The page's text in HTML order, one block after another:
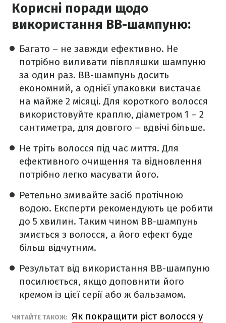
Корисні поради щодо
використання ВВ-шампуню:
Багато – не завжди ефективно. Не
потрібно виливати півпляшки шампуню
за один раз. ВВ-шампунь досить
економний, а однієї упаковки вистачає
на майже 2 місяці. Для короткого волосся
використовуйте краплю, діаметром 1 – 2
сантиметра, для довгого – вдвічі більше.
Не тріть волосся під час миття. Для
ефективного очищення та відновлення
потрібно легко масувати його.
Ретельно змивайте засіб протічною
водою. Експерти рекомендують це робити
до 5 хвилин. Таким чином ВВ-шампунь
змиється з волосся, а його ефект буде
більш відчутним.
Результат від використання ВВ-шампуню
посилюється, якщо доповнити його
кремом із цієї серії або ж бальзамом.
ЧИТАЙТЕ ТАКОЖ: Як покращити ріст волосся у